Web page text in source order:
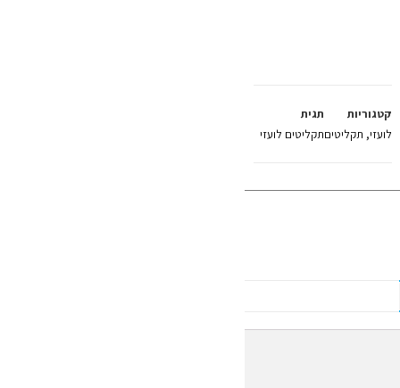
קטגוריות
לועזי, תקליטים
תגית
תקליטים לועזי